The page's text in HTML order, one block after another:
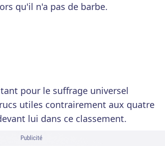
qu'il n'a pas de barbe.
pour le suffrage universel
utiles contrairement aux quatre
lui dans ce classement.
Publicité